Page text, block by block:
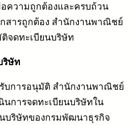
ความถูกต้องและครบถ้วน
สารถูกต้อง สำนักงานพาณิชย์
จดทะเบียนบริษัท
ริษัท
บการอนุมัติ สำนักงานพาณิชย์
นการจดทะเบียนบริษัทใน
บริษัทของกรมพัฒนาธุรกิจ